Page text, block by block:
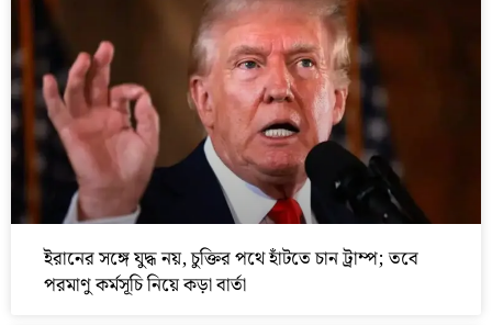
ইরানের সঙ্গে যুদ্ধ নয়, চুক্তির পথে হাঁটতে চান ট্রাম্প; তবে
পরমাণু কর্মসূচি নিয়ে কড়া বার্তা